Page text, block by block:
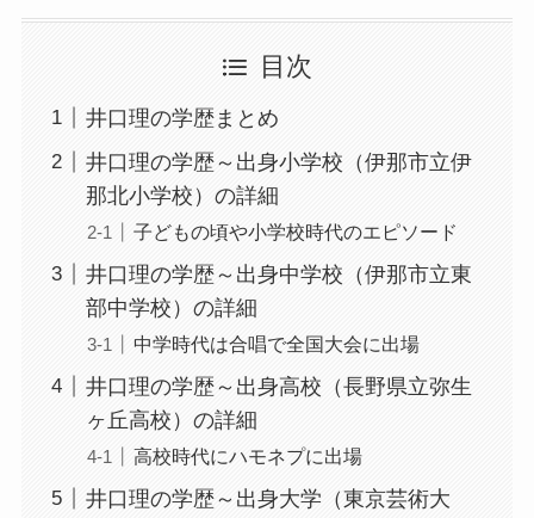
目次
井口理の学歴まとめ
井口理の学歴～出身小学校（伊那市立伊
那北小学校）の詳細
子どもの頃や小学校時代のエピソード
井口理の学歴～出身中学校（伊那市立東
部中学校）の詳細
中学時代は合唱で全国大会に出場
井口理の学歴～出身高校（長野県立弥生
ヶ丘高校）の詳細
高校時代にハモネプに出場
井口理の学歴～出身大学（東京芸術大